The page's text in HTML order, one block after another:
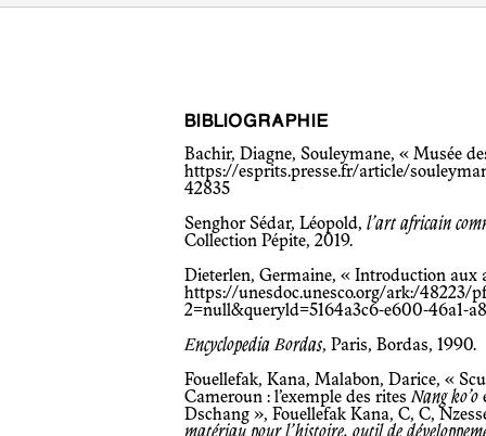
BIBLIOGRAPHIE
Bachir, Diagne, Souleymane, « Musée
https://esprits.presse.fr/article/
42835
Senghor Sédar, Léopold,l’art africain
Collection Pépite, 2019.
Dieterlen, Germaine, « Introduction aux
https://unesdoc.unesco.org/ark:/48223/
2=null&queryld=5164a3c6-e600-46a1-
Encyclopedia Bordas, Paris, Bordas, 1990.
Fouellefak, Kana, Malabon, Darice, «
Cameroun : l’exemple des ritesNang ko’o
Dschang », Fouellefak Kana, C, C,
matériau pour l’histoire, outil de